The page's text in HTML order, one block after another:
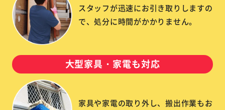
スタッフが迅速にお引き取りしますの
で、処分に時間がかかりません。
大型家具・家電も対応
家具や家電の取り外し、搬出作業もお